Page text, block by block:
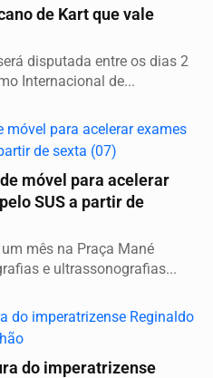
de Kart que vale
disputada entre os dias 2
Internacional de...
móvel para acelerar
SUS a partir de
mês na Praça Mané
e ultrassonografias...
do imperatrizense